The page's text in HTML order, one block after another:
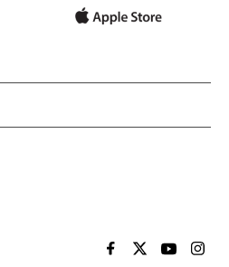
EL PAÍS BRASIL EN
EL PAÍSEL PAÍS
EL